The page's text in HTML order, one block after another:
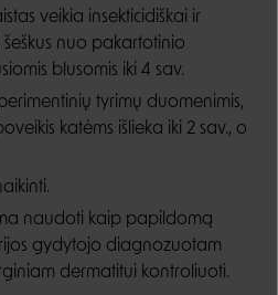
veikia insekticidiškai ir
nuo pakartotinio
blusomis iki 4 sav.
tyrimų duomenimis,
katėms išlieka iki 2 sav., o
naudoti kaip papildomą
gydytojo diagnozuotam
dermatitui kontroliuoti.